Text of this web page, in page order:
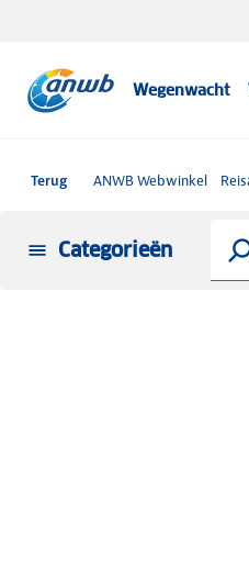
Wegenwacht
Terug ANWB Webwinkel
Categorieën